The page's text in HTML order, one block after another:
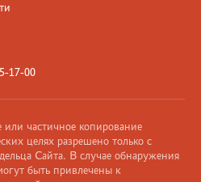
17-00
частичное копирование
целях разрешено только с
Сайта. В случае обнаружения
быть привлечены к